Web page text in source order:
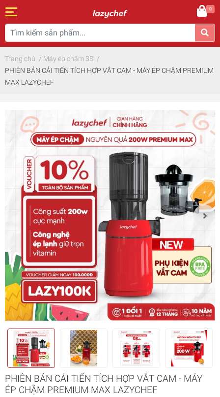
0
Trang chủ / Máy ép chậm 3S /
PHIÊN BẢN CẢI TIẾN TÍCH HỢP VẮT CAM - MÁY ÉP CHẬM PREMIUM
MAX LAZYCHEF
PHIÊN BẢN CẢI TIẾN TÍCH HỢP VẮT CAM - MÁY
ÉP CHẬM PREMIUM MAX LAZYCHEF